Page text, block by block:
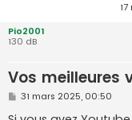
Pio2001
130 dB
Vos meilleures
M
s
31 mars 2025, 00:50